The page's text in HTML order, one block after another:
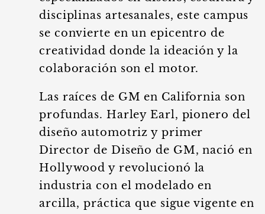
disciplinas artesanales, este campus
se convierte en un epicentro de
creatividad donde la ideación y la
colaboración son el motor.
Las raíces de GM en California son
profundas. Harley Earl, pionero del
diseño automotriz y primer
Director de Diseño de GM, nació en
Hollywood y revolucionó la
industria con el modelado en
arcilla, práctica que sigue vigente en